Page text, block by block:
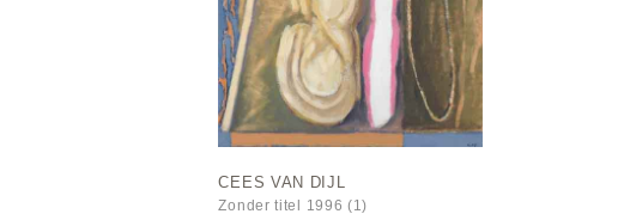
CEES VAN DIJL
Zonder titel 1996 (1)